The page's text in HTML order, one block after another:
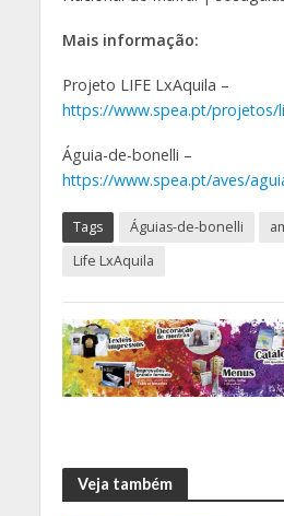
Mais informação:
Projeto LIFE LxAquila –
https://www.spea.pt/projetos/
Águia-de-bonelli –
https://www.spea.pt/aves/
Tags Águias-de-bonelli
Life LxAquila
Veja também